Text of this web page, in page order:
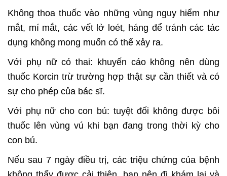
Không thoa thuốc vào những vùng nguy hiểm như
mắt, mí mắt, các vết lở loét, háng để tránh các tác
dụng không mong muốn có thể xảy ra.
Với phụ nữ có thai: khuyến cáo không nên dùng
thuốc Korcin trừ trường hợp thật sự cần thiết và có
sự cho phép của bác sĩ.
Với phụ nữ cho con bú: tuyệt đối không được bôi
thuốc lên vùng vú khi bạn đang trong thời kỳ cho
con bú.
Nếu sau 7 ngày điều trị, các triệu chứng của bệnh